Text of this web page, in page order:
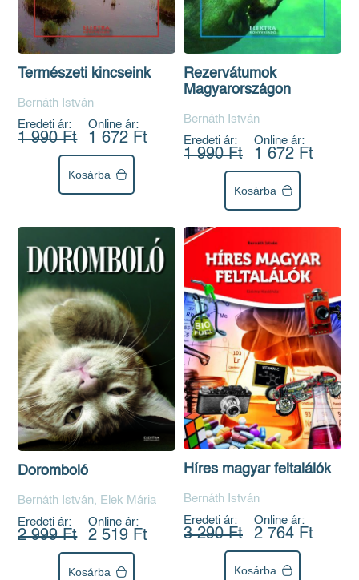
Természeti kincseink
Bernáth István
Eredeti ár:
1 990 Ft
Online ár:
1 672 Ft
Kosárba
Rezervátumok
Magyarországon
Bernáth István
Eredeti ár:
1 990 Ft
Online ár:
1 672 Ft
Kosárba
Doromboló
Bernáth István, Elek Mária
Eredeti ár:
2 999 Ft
Online ár:
2 519 Ft
Kosárba
Híres magyar feltalálók
Bernáth István
Eredeti ár:
3 290 Ft
Online ár:
2 764 Ft
Kosárba